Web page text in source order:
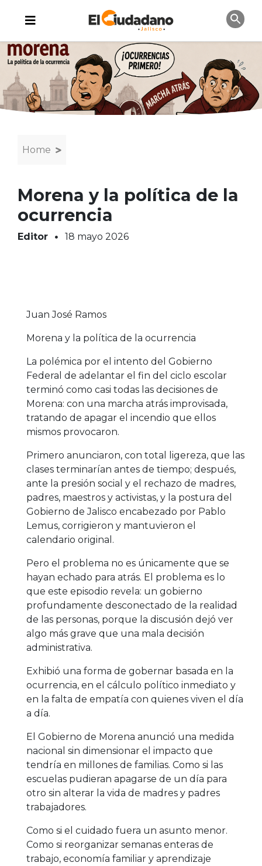
Home
Morena y la política de la
ocurrencia
Editor 18 mayo 2026
Juan José Ramos
Morena y la política de la ocurrencia
La polémica por el intento del Gobierno
Federal de adelantar el fin del ciclo escolar
terminó como casi todas las decisiones de
Morena: con una marcha atrás improvisada,
tratando de apagar el incendio que ellos
mismos provocaron.
Primero anunciaron, con total ligereza, que las
clases terminarían antes de tiempo; después,
ante la presión social y el rechazo de madres,
padres, maestros y activistas, y la postura del
Gobierno de Jalisco encabezado por Pablo
Lemus, corrigieron y mantuvieron el
calendario original.
Pero el problema no es únicamente que se
hayan echado para atrás. El problema es lo
que este episodio revela: un gobierno
profundamente desconectado de la realidad
de las personas, porque la discusión dejó ver
algo más grave que una mala decisión
administrativa.
Exhibió una forma de gobernar basada en la
ocurrencia, en el cálculo político inmediato y
en la falta de empatía con quienes viven el día
a día.
El Gobierno de Morena anunció una medida
nacional sin dimensionar el impacto que
tendría en millones de familias. Como si las
escuelas pudieran apagarse de un día para
otro sin alterar la vida de madres y padres
trabajadores.
Como si el cuidado fuera un asunto menor.
Como si reorganizar semanas enteras de
trabajo, economía familiar y aprendizaje